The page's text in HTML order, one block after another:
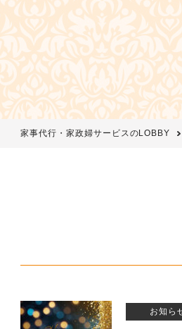
家事代行・家政婦サービスのLOBBY
お知ら